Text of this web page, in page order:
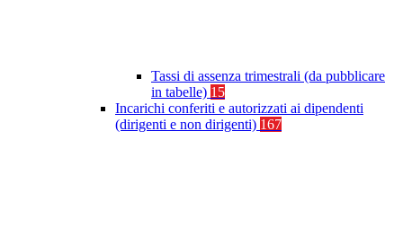
Tassi di assenza trimestrali (da pubblicare
in tabelle) 15
Incarichi conferiti e autorizzati ai dipendenti
(dirigenti e non dirigenti) 167